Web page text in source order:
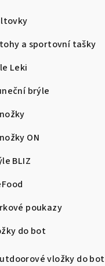
a sportovní tašky
Leki
brýle
ON
BLIZ
poukazy
do bot
vložky do bot